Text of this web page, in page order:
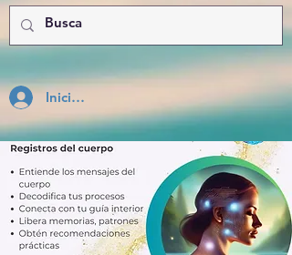
Inicia Sesión